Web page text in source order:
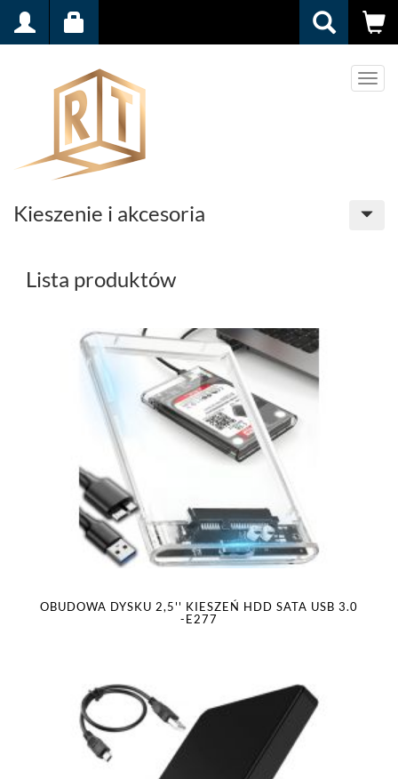
Menu
Kieszenie i akcesoria
Lista produktów
OBUDOWA DYSKU 2,5'' KIESZEŃ HDD SATA USB 3.0
-E277